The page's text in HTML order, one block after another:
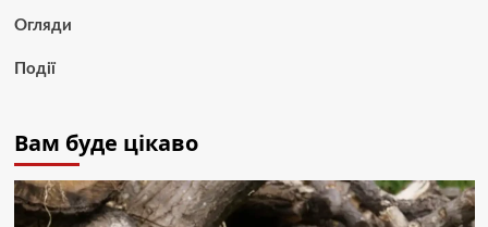
Огляди
Події
Вам буде цікаво